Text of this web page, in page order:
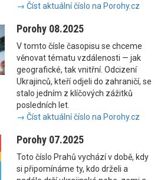
→ Číst aktuální číslo na Porohy.cz
Porohy 08.2025
V tomto čísle časopisu se chceme
věnovat tématu vzdálenosti — jak
geografické, tak vnitřní. Odcizení
Ukrajinců, kteří odjeli do zahraničí, se
stalo jedním z klíčových zážitků
posledních let.
→ Číst aktuální číslo na Porohy.cz
Porohy 07.2025
Toto číslo Prahů vychází v době, kdy
si připomínáme ty, kdo drželi a